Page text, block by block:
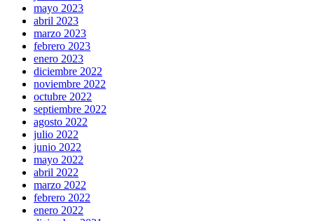
mayo 2023
abril 2023
marzo 2023
febrero 2023
enero 2023
diciembre 2022
noviembre 2022
octubre 2022
septiembre 2022
agosto 2022
julio 2022
junio 2022
mayo 2022
abril 2022
marzo 2022
febrero 2022
enero 2022